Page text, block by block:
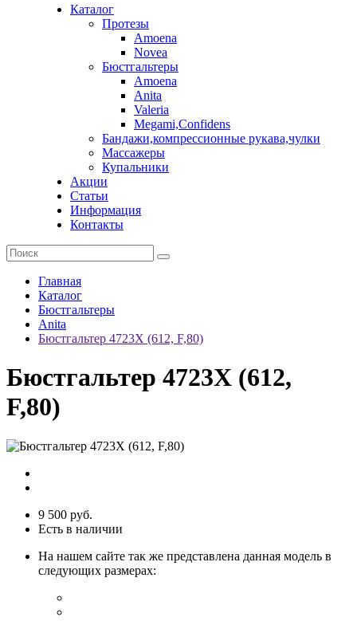
Каталог
Протезы
Amoena
Novea
Бюстгальтеры
Amoena
Anita
Valeria
Megami,Confidens
Бандажи,компрессионные рукава,чулки
Массажеры
Купальники
Акции
Статьи
Информация
Контакты
Главная
Каталог
Бюстгальтеры
Anita
Бюстгальтер 4723Х (612, F,80)
Бюстгальтер 4723Х (612,
F,80)
9 500 руб.
Есть в наличии
На нашем сайте так же представлена данная модель в
следующих размерах: